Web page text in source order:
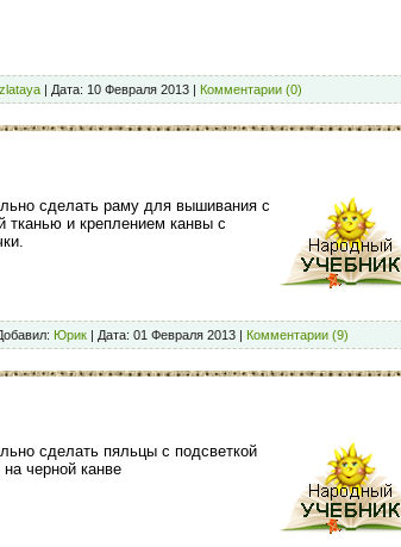
zlataya | Дата: 10 Февраля 2013 | Комментарии (0)
сделать раму для вышивания с
тканью и креплением канвы с
Юрик | Дата: 01 Февраля 2013 | Комментарии (9)
сделать пяльцы с подсветкой
черной канве